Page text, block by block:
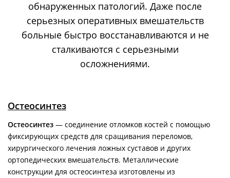
обнаруженных патологий. Даже после
серьезных оперативных вмешательств
больные быстро восстанавливаются и не
сталкиваются с серьезными
осложнениями.
Остеосинтез
Остеосинтез — соединение отломков костей с помощью
фиксирующих средств для сращивания переломов,
хирургического лечения ложных суставов и других
ортопедических вмешательств. Металлические
конструкции для остеосинтеза изготовлены из